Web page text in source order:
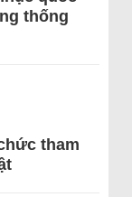
thống
tham